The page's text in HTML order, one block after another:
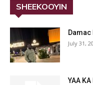
SHEEKOOYIN
July 31,
YAA